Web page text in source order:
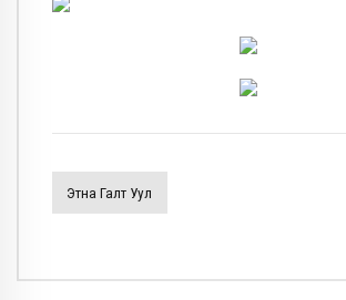
Этна Галт Уул